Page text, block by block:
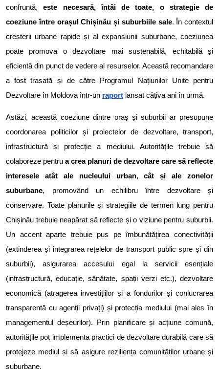
confruntă,este necesară, întâi de toate, o strategie de
coeziune între orașul Chișinău și suburbiile sale. În contextul
creșterii urbane rapide și al expansiunii suburbane, coeziunea
poate promova o dezvoltare mai sustenabilă, echitabilă și
eficientă din punct de vedere al resurselor. Această recomandare
a fost trasată și de către Programul Națiunilor Unite pentru
Dezvoltare în Moldova într-un raport lansat câțiva ani în urmă.
Astăzi, această coeziune dintre oraș și suburbii ar presupune
coordonarea politicilor și proiectelor de dezvoltare, transport,
infrastructură și protecție a mediului. Autoritățile trebuie să
colaboreze pentru a crea planuri de dezvoltare care să reflecte
interesele atât ale nucleului urban, cât și ale zonelor
suburbane, promovând un echilibru între dezvoltare și
conservare. Toate planurile și strategiile de termen lung pentru
Chișinău trebuie neapărat să reflecte și o viziune pentru suburbii.
Un accent aparte trebuie pus pe îmbunătățirea conectivității
(extinderea și integrarea rețelelor de transport public spre și din
suburbii), asigurarea accesului egal la servicii esențiale
(infrastructură, educație, sănătate, spații verzi etc.), dezvoltare
economică (atragerea investițiilor și a fondurilor și conlucrarea
transparentă cu agenții privați) și protecția mediului (mai ales în
managementul deșeurilor). Prin planificare și acțiune comună,
autoritățile pot implementa practici de dezvoltare durabilă care să
protejeze mediul și să asigure reziliența comunităților urbane și
suburbane.